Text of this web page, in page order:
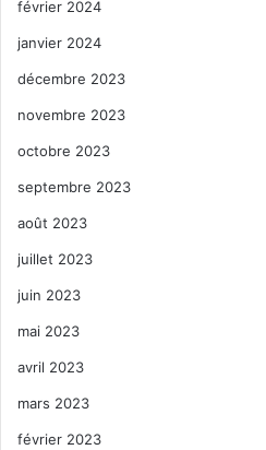
février 2024
janvier 2024
décembre 2023
novembre 2023
octobre 2023
septembre 2023
août 2023
juillet 2023
juin 2023
mai 2023
avril 2023
mars 2023
février 2023